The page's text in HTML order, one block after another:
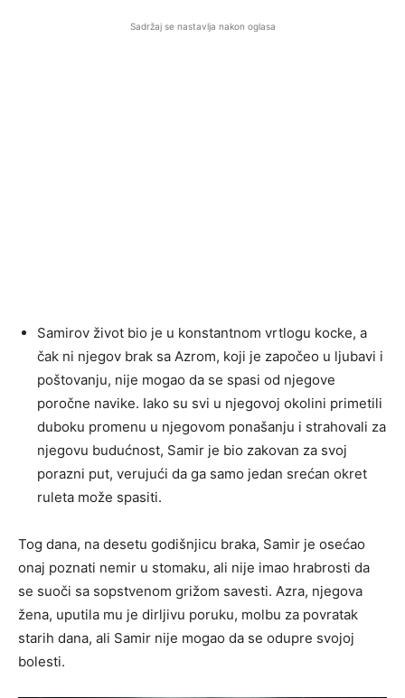
Sadržaj se nastavlja nakon oglasa
Samirov život bio je u konstantnom vrtlogu kocke, a
čak ni njegov brak sa Azrom, koji je započeo u ljubavi i
poštovanju, nije mogao da se spasi od njegove
poročne navike. Iako su svi u njegovoj okolini primetili
duboku promenu u njegovom ponašanju i strahovali za
njegovu budućnost, Samir je bio zakovan za svoj
porazni put, verujući da ga samo jedan srećan okret
ruleta može spasiti.
Tog dana, na desetu godišnjicu braka, Samir je osećao
onaj poznati nemir u stomaku, ali nije imao hrabrosti da
se suoči sa sopstvenom grižom savesti. Azra, njegova
žena, uputila mu je dirljivu poruku, molbu za povratak
starih dana, ali Samir nije mogao da se odupre svojoj
bolesti.